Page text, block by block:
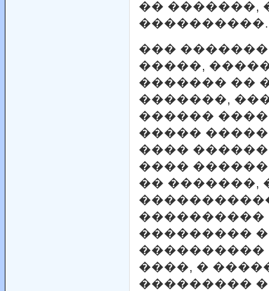
�� �������,
����������.
���
�����,
������� ��
�������,
������
�����
����
����
�� �������,
����������
���������
����������
����, �
���������